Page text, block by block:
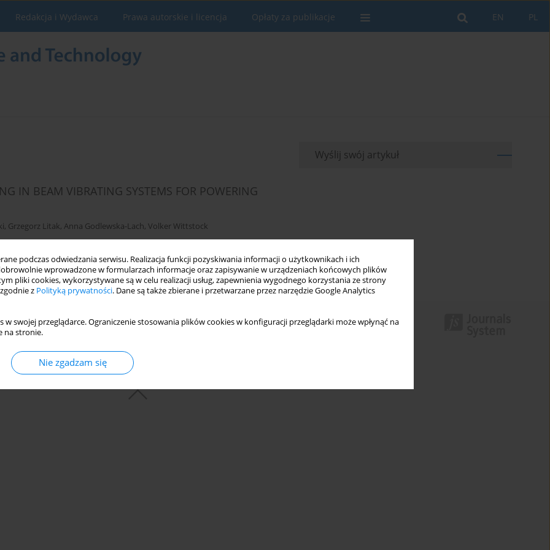
podczas odwiedzania serwisu. Realizacja funkcji pozyskiwania informacji o użytkownikach i ich
wprowadzone w formularzach informacje oraz zapisywanie w urządzeniach końcowych plików
pliki cookies, wykorzystywane są w celu realizacji usług, zapewnienia wygodnego korzystania ze strony
z Polityką prywatności. Dane są także zbierane i przetwarzane przez narzędzie Google Analytics
w swojej przeglądarce. Ograniczenie stosowania plików cookies w konfiguracji przeglądarki może wpłynąć na
na stronie.
Nie zgadzam się
PL
EN
Redakcja i Wydawca Prawa autorskie i licencja Opłaty za publikacje
IN BEAM VIBRATING SYSTEMS FOR POWERING
, Grzegorz Litak, Anna Godlewska-Lach, Volker Wittstock
Statystyki
Wyślij swój artykuł
© 2006-2026 Journal hosting platform by